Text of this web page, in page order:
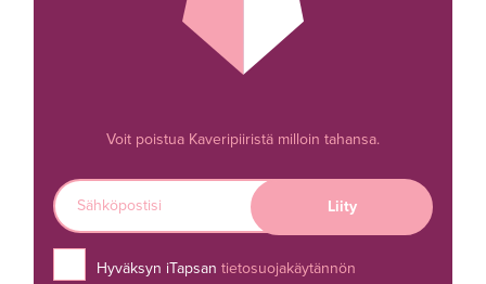
Voit poistua Kaveripiiristä milloin tahansa.
Hyväksyn iTapsan tietosuojakäytännön